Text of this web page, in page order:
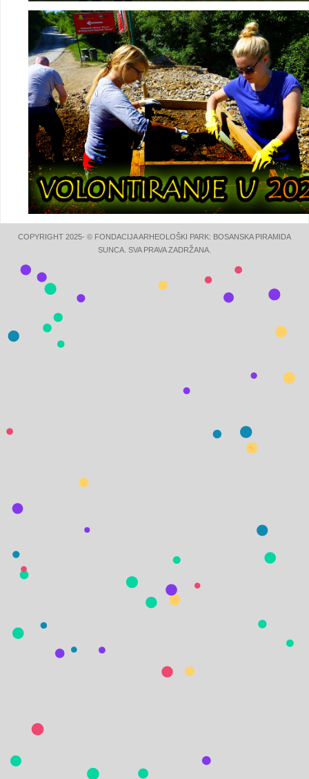
COPYRIGHT 2025- © FONDACIJA ARHEOLOŠKI PARK: BOSANSKA PIRAMIDA
SUNCA. SVA PRAVA ZADRŽANA.